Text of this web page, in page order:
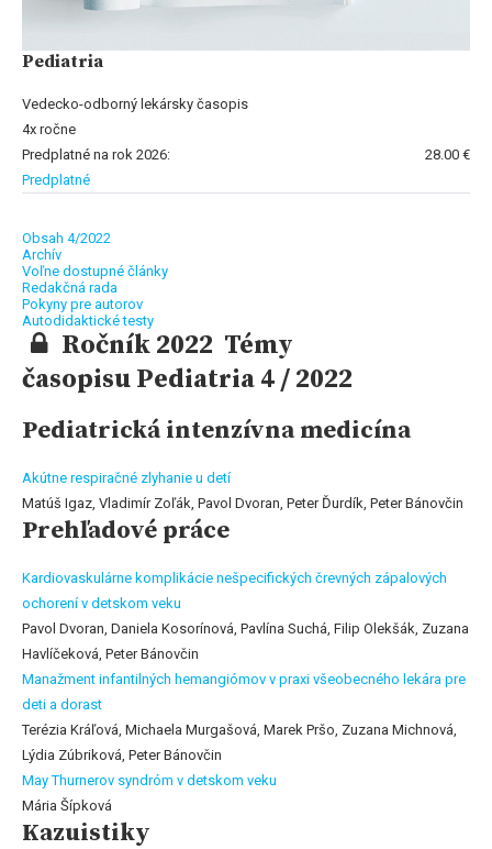
Pediatria
Vedecko-odborný lekársky časopis
4x ročne
Predplatné na rok 2026:
28.00 €
Predplatné
Obsah 4/2022
Archív
Voľne dostupné články
Redakčná rada
Pokyny pre autorov
Autodidaktické testy
Ročník 2022 Témy
časopisu Pediatria 4 / 2022
Pediatrická intenzívna medicína
Akútne respiračné zlyhanie u detí
Matúš Igaz, Vladimír Zoľák, Pavol Dvoran, Peter Ďurdík, Peter Bánovčin
Prehľadové práce
Kardiovaskulárne komplikácie nešpecifických črevných zápalových
ochorení v detskom veku
Pavol Dvoran, Daniela Kosorínová, Pavlína Suchá, Filip Olekšák, Zuzana
Havlíčeková, Peter Bánovčin
Manažment infantilných hemangiómov v praxi všeobecného lekára pre
deti a dorast
Terézia Kráľová, Michaela Murgašová, Marek Pršo, Zuzana Michnová,
Lýdia Zúbriková, Peter Bánovčin
May Thurnerov syndróm v detskom veku
Mária Šípková
Kazuistiky